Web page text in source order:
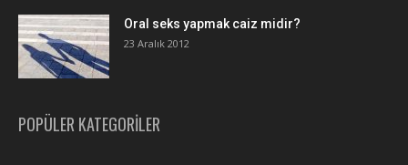
Oral seks yapmak caiz midir?
23 Aralık 2012
POPÜLER KATEGORİLER